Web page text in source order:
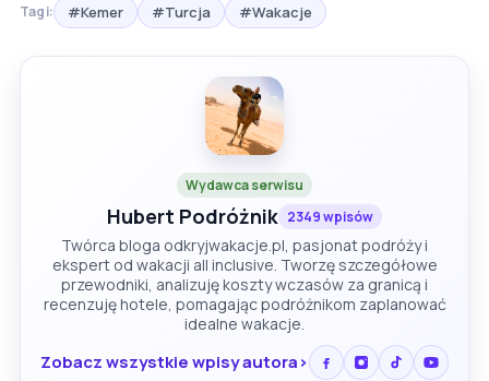
Tagi: #Kemer #Turcja #Wakacje
Wydawca serwisu
Hubert Podróżnik 2349 wpisów
Twórca bloga odkryjwakacje.pl, pasjonat podróży i
ekspert od wakacji all inclusive. Tworzę szczegółowe
przewodniki, analizuję koszty wczasów za granicą i
recenzuję hotele, pomagając podróżnikom zaplanować
idealne wakacje.
Zobacz wszystkie wpisy autora